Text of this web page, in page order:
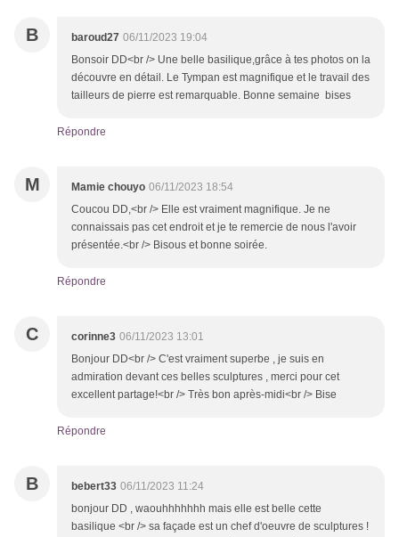
B baroud27 06/11/2023 19:04
Bonsoir DD<br /> Une belle basilique,grâce à tes photos on la
découvre en détail. Le Tympan est magnifique et le travail des
tailleurs de pierre est remarquable. Bonne semaine bises
Répondre
M Mamie chouyo 06/11/2023 18:54
Coucou DD,<br /> Elle est vraiment magnifique. Je ne
connaissais pas cet endroit et je te remercie de nous l'avoir
présentée.<br /> Bisous et bonne soirée.
Répondre
C corinne3 06/11/2023 13:01
Bonjour DD<br /> C'est vraiment superbe , je suis en
admiration devant ces belles sculptures , merci pour cet
excellent partage!<br /> Très bon après-midi<br /> Bise
Répondre
B bebert33 06/11/2023 11:24
bonjour DD , waouhhhhhhh mais elle est belle cette
basilique <br /> sa façade est un chef d'oeuvre de sculptures !